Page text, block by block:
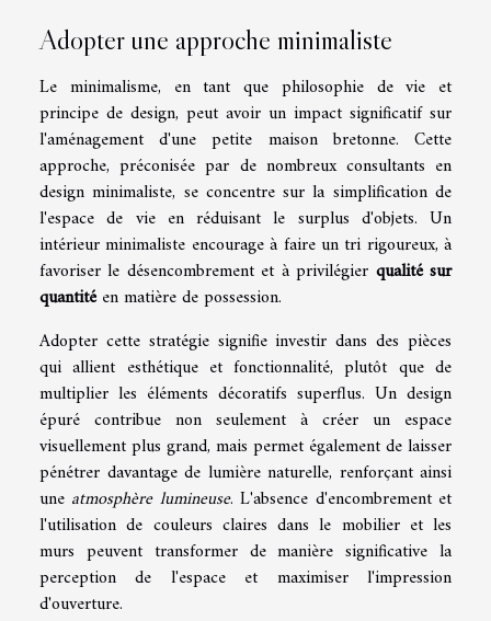
Adopter une approche minimaliste
Le minimalisme, en tant que philosophie de vie et
principe de design, peut avoir un impact significatif sur
l'aménagement d'une petite maison bretonne. Cette
approche, préconisée par de nombreux consultants en
design minimaliste, se concentre sur la simplification de
l'espace de vie en réduisant le surplus d'objets. Un
intérieur minimaliste encourage à faire un tri rigoureux, à
favoriser le désencombrement et à privilégier qualité sur
quantitéen matière de possession.
Adopter cette stratégie signifie investir dans des pièces
qui allient esthétique et fonctionnalité, plutôt que de
multiplier les éléments décoratifs superflus. Un design
épuré contribue non seulement à créer un espace
visuellement plus grand, mais permet également de laisser
pénétrer davantage de lumière naturelle, renforçant ainsi
une atmosphère lumineuse. L'absence d'encombrement et
l'utilisation de couleurs claires dans le mobilier et les
murs peuvent transformer de manière significative la
perception de l'espace et maximiser l'impression
d'ouverture.